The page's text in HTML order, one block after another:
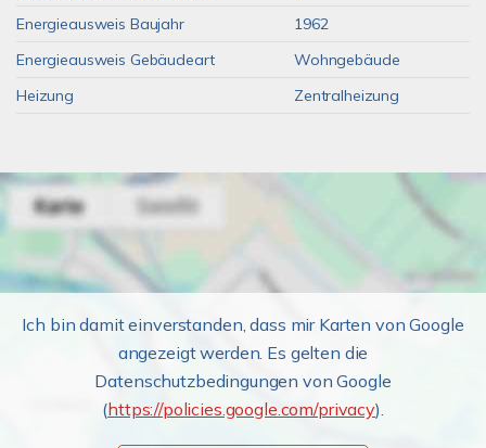
Energieausweis Baujahr
1962
Energieausweis Gebäudeart
Wohngebäude
Heizung
Zentralheizung
Ich bin damit einverstanden, dass mir Karten von Google
angezeigt werden. Es gelten die
Datenschutzbedingungen von Google
(https://policies.google.com/privacy).